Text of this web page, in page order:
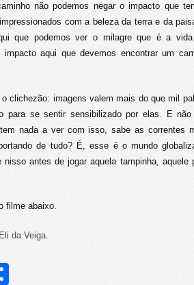
não podemos negar o impacto que
com a beleza da terra e da
que podemos ver o milagre que é a
impacto aqui que devemos encontrar um
clichezão: imagens valem mais do que mil
para se sentir sensibilizado por elas. E
nada a ver com isso, sabe as correntes
de tudo? É, esse é o mundo
nisso antes de jogar aquela tampinha,
filme abaixo.
da Veiga